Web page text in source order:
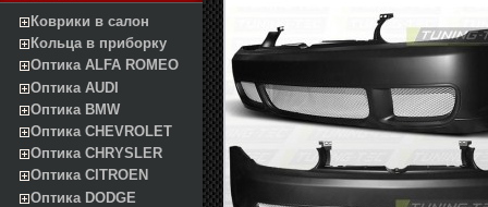
Коврики в салон
Кольца в приборку
Оптика ALFA ROMEO
Оптика AUDI
Оптика BMW
Оптика CHEVROLET
Оптика CHRYSLER
Оптика CITROEN
Оптика DODGE